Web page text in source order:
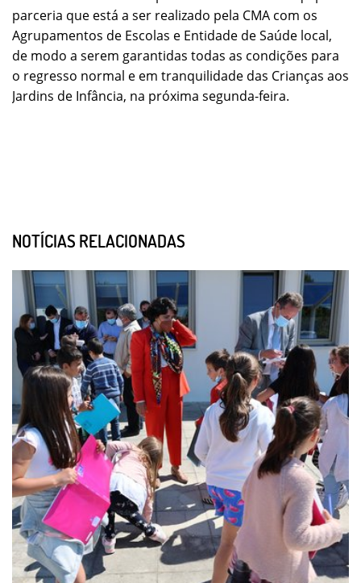
parceria que está a ser realizado pela CMA com os
Agrupamentos de Escolas e Entidade de Saúde local,
de modo a serem garantidas todas as condições para
o regresso normal e em tranquilidade das Crianças aos
Jardins de Infância, na próxima segunda-feira.
NOTÍCIAS RELACIONADAS